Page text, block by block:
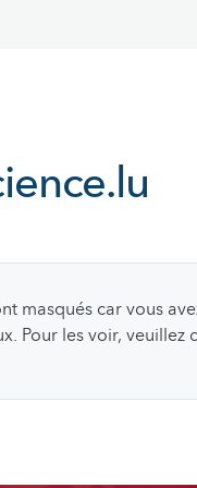
masqués car vous
Pour les voir, veuillez